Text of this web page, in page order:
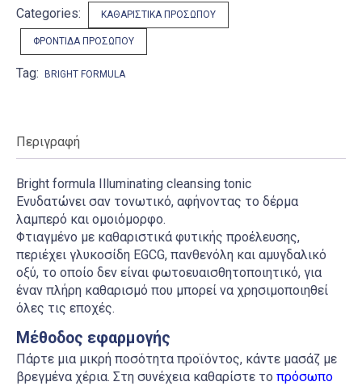
Categories:
ΚΑΘΑΡΙΣΤΙΚΆ ΠΡΟΣΏΠΟΥ
ΦΡΟΝΤΊΔΑ ΠΡΟΣΏΠΟΥ
Tag: BRIGHT FORMULA
Περιγραφή
Bright formula Illuminating cleansing tonic
Ενυδατώνει σαν τονωτικό, αφήνοντας το δέρμα
λαμπερό και ομοιόμορφο.
Φτιαγμένο με καθαριστικά φυτικής προέλευσης,
περιέχει γλυκοσίδη EGCG, πανθενόλη και αμυγδαλικό
οξύ, το οποίο δεν είναι φωτοευαισθητοποιητικό, για
έναν πλήρη καθαρισμό που μπορεί να χρησιμοποιηθεί
όλες τις εποχές.
Μέθοδος εφαρμογής
Πάρτε μια μικρή ποσότητα προϊόντος, κάντε μασάζ με
βρεγμένα χέρια. Στη συνέχεια καθαρίστε το πρόσωπο